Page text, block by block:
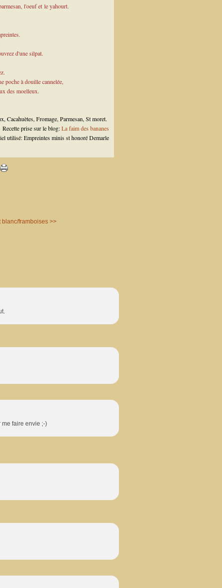
l'oeuf et le yahourt.
d'une silpat.
poche à douille cannelée,
des moelleux.
, Cacahuètes, Fromage, Parmesan, St moret.
Recette prise sur le blog:La faim des bananes
utilisé: Empreintes minis st honoré Demarle
blanc/framboises >>
faire envie ;-)